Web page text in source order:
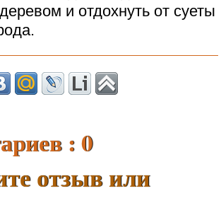
и отдохнуть от суеты
: 0
отзыв или